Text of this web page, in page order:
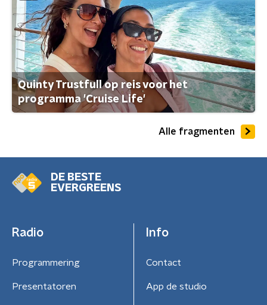
Quinty Trustfull op reis voor het
programma 'Cruise Life'
Alle fragmenten
DE BESTE
EVERGREENS
Radio
Programmering
Presentatoren
Info
Contact
App de studio